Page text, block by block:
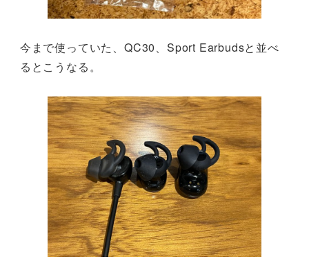
今まで使っていた、QC30、Sport Earbudsと並べ
るとこうなる。